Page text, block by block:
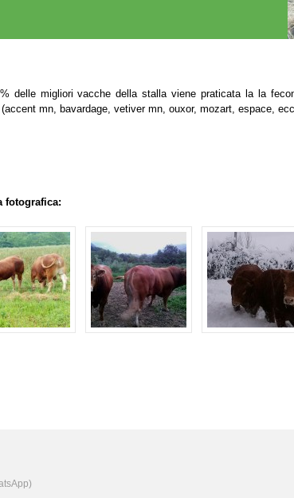
delle migliori vacche della stalla viene praticata la la
mn, bavardage, vetiver mn, ouxor, mozart, espace,
fotografica: